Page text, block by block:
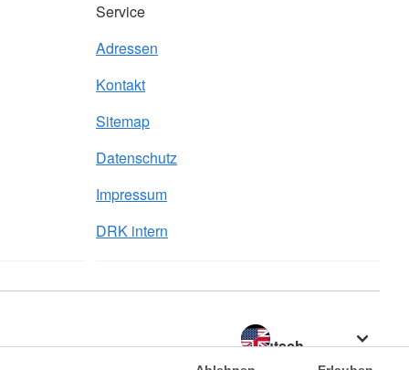
Service
Adressen
Kontakt
Sitemap
Datenschutz
Impressum
DRK intern
Sprache wechseln zu